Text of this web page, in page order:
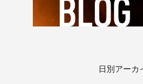
日別アーカ